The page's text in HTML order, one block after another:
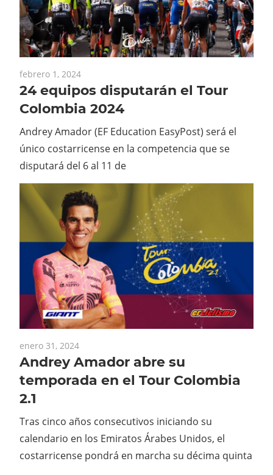
febrero 1, 2024
24 equipos disputarán el Tour
Colombia 2024
Andrey Amador (EF Education EasyPost) será el
único costarricense en la competencia que se
disputará del 6 al 11 de
enero 31, 2024
Andrey Amador abre su
temporada en el Tour Colombia
2.1
Tras cinco años consecutivos iniciando su
calendario en los Emiratos Árabes Unidos, el
costarricense pondrá en marcha su décima quinta